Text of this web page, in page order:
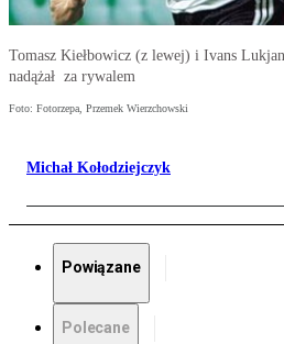
Tomasz Kiełbowicz (z lewej) i Ivans
nadążał za rywalem
Foto: Fotorzepa, Przemek Wierzchowski
Michał Kołodziejczyk
Powiązane
Polecane